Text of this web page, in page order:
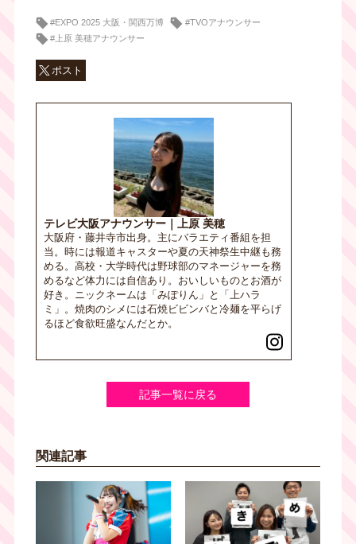
#EXPO 2025 大阪・関西万博
#TVOアナウンサー
#上原 美穂アナウンサー
ポスト
テレビ大阪アナウンサー｜上原 美穂
大阪府・藤井寺市出身。主にバラエティ番組を担
当。時には報道キャスターや夏の天神祭生中継も務
める。高校・大学時代は野球部のマネージャーを務
めるなど体力には自信あり。おいしいものとお酒が
好き。ニックネームは「みぽりん」と「上ハラ
ミ」。焼肉のシメには石焼ビビンバと冷麺を平らげ
るほど食欲旺盛なんだとか。
記事一覧に戻る
関連記事